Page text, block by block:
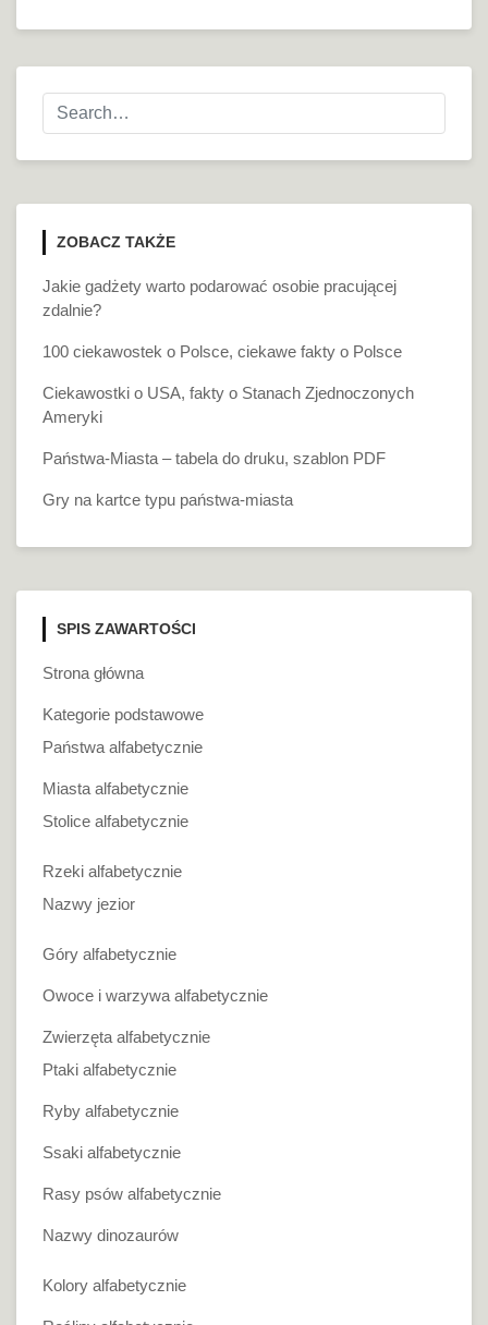
ZOBACZ TAKŻE
Jakie gadżety warto podarować osobie pracującej
zdalnie?
100 ciekawostek o Polsce, ciekawe fakty o Polsce
Ciekawostki o USA, fakty o Stanach Zjednoczonych
Ameryki
Państwa-Miasta – tabela do druku, szablon PDF
Gry na kartce typu państwa-miasta
SPIS ZAWARTOŚCI
Strona główna
Kategorie podstawowe
Państwa alfabetycznie
Miasta alfabetycznie
Stolice alfabetycznie
Rzeki alfabetycznie
Nazwy jezior
Góry alfabetycznie
Owoce i warzywa alfabetycznie
Zwierzęta alfabetycznie
Ptaki alfabetycznie
Ryby alfabetycznie
Ssaki alfabetycznie
Rasy psów alfabetycznie
Nazwy dinozaurów
Kolory alfabetycznie